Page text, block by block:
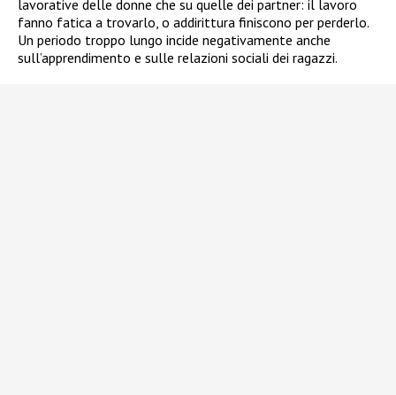
lavorative delle donne che su quelle dei partner: il lavoro
fanno fatica a trovarlo, o addirittura finiscono per perderlo.
Un periodo troppo lungo incide negativamente anche
sull’apprendimento e sulle relazioni sociali dei ragazzi.